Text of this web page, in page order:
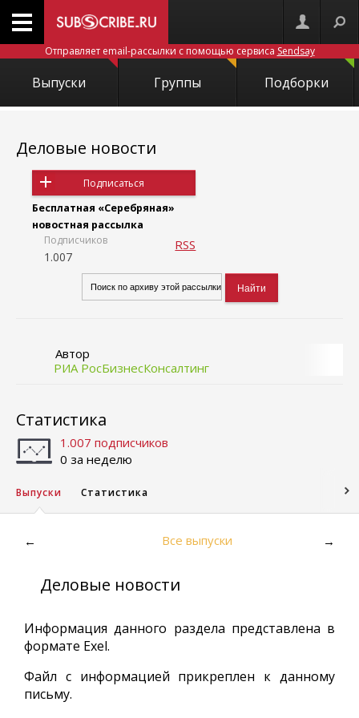
Отправляет email-рассылки с помощью сервиса Sendsay
Выпуски Группы Подборки
Деловые новости
Подписаться
Бесплатная «Серебряная»
новостная рассылка
Подписчиков
1.007
RSS
Автор
РИА РосБизнесКонсалтинг
Статистика
1.007 подписчиков
0 за неделю
Выпуски Статистика
← Все выпуски →
Деловые новости
Информация данного раздела представлена в
формате Exel.
Файл с информацией прикреплен к данному
письму.